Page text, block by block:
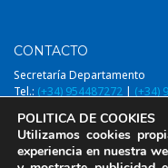
CONTACTO
Secretaría Departamento
Tel.: (+34) 954487272 | (+34)
POLITICA DE COOKIES
Utilizamos cookies
experiencia en nuestra